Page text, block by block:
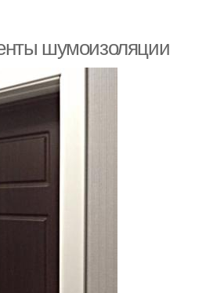
шумоизоляции